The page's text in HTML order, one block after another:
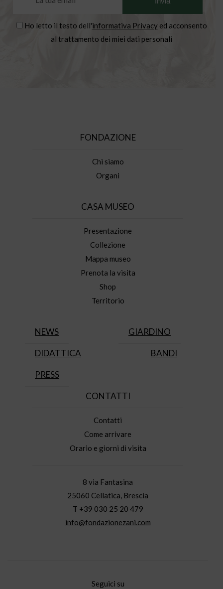
Ho letto il testo dell'informativa Privacyed acconsento
al trattamento dei miei dati personali
FONDAZIONE
Chi siamo
Organi
CASA MUSEO
Presentazione
Collezione
Mappa museo
Prenota la visita
Shop
Territorio
NEWS GIARDINO
DIDATTICA BANDI
PRESS
CONTATTI
Contatti
Come arrivare
Orario e giorni di visita
8 via Fantasina
25060 Cellatica, Brescia
T +39 030 25 20 479
info@fondazionezani.com
Seguici su